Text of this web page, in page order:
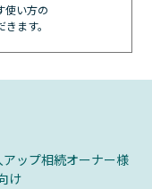
使い方の
ます。
アップ相続オーナー様
け